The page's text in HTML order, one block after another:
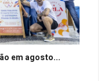
em agosto...